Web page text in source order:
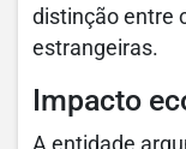
distinção entre
estrangeiras.
Impacto